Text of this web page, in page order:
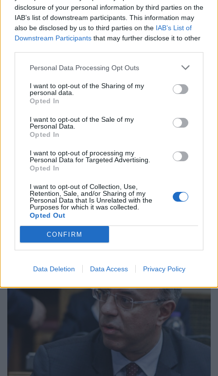
disclosure of your personal information by third parties on the
IAB’s list of downstream participants. This information may
also be disclosed by us to third parties on the IAB’s List of
Downstream Participants that may further disclose it to other
Personal Data Processing Opt Outs
I want to opt-out of the Sharing of my
personal data.
Opted In
I want to opt-out of the Sale of my
Personal Data.
Opted In
I want to opt-out of processing my
Personal Data for Targeted Advertising.
Opted In
I want to opt-out of Collection, Use,
Retention, Sale, and/or Sharing of my
Personal Data that Is Unrelated with the
Purposes for which it was collected.
Opted Out
CONFIRM
Data Deletion Data Access Privacy Policy
Με διαδικασίες εξπρές η μείωση της
προκαταβολής φόρου από την
Η Συντακτική ομάδα του Libre
9 Αυγούστου, 2020
μείωσης του συντελεστή προκαταβολής φόρου
για τις επιχειρήσεις που την δικαιούνται και έχουν
προχώρησε η Ανεξάρτητη Αρχή Δημοσίων
Εσόδων. Όπως αναφέρουν αρμόδιες πηγές,
σύμφωνα με τον επιχειρησιακό σχεδιασμό και την
εγκύκλιο του διοικητή της ΑΑΔΕ, Γιώργου Πιτσιλή,
που θα δοθεί στη δημοσιότητα αύριο, αρκεί […]
ΠΕΡΙΣΣΌΤΕΡΑ ...